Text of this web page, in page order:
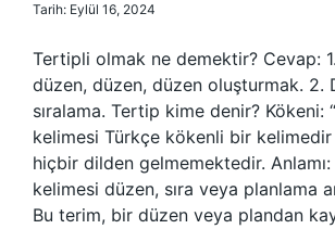
Tarih: Eylül 16, 2024
Tertipli olmak ne demektir? Cevap:
düzen, düzen, düzen oluşturmak. 2.
sıralama. Tertip kime denir? Kökeni:
kelimesi Türkçe kökenli bir
hiçbir dilden gelmemektedir. Anlamı:
kelimesi düzen, sıra veya planlama
Bu terim, bir düzen veya plandan